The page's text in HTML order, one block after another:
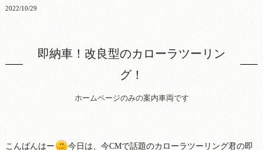
2022/10/29
即納車！改良型のカローラツーリン
グ！
ホームページのみの案内車両です
こんばんはー
今日は、今CMで話題のカローラツーリング君の即